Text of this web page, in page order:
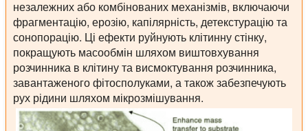
незалежних або комбінованих механізмів, включаючи
фрагментацію, ерозію, капілярність, детекстурацію та
сонопорацію. Ці ефекти руйнують клітинну стінку,
покращують масообмін шляхом виштовхування
розчинника в клітину та висмоктування розчинника,
завантаженого фітосполуками, а також забезпечують
рух рідини шляхом мікрозмішування.